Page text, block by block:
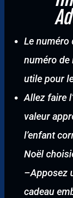
Le numéro
numéro de
utile pour
Allez faire
valeur
l’enfant
Noël
–Apposez
cadeau